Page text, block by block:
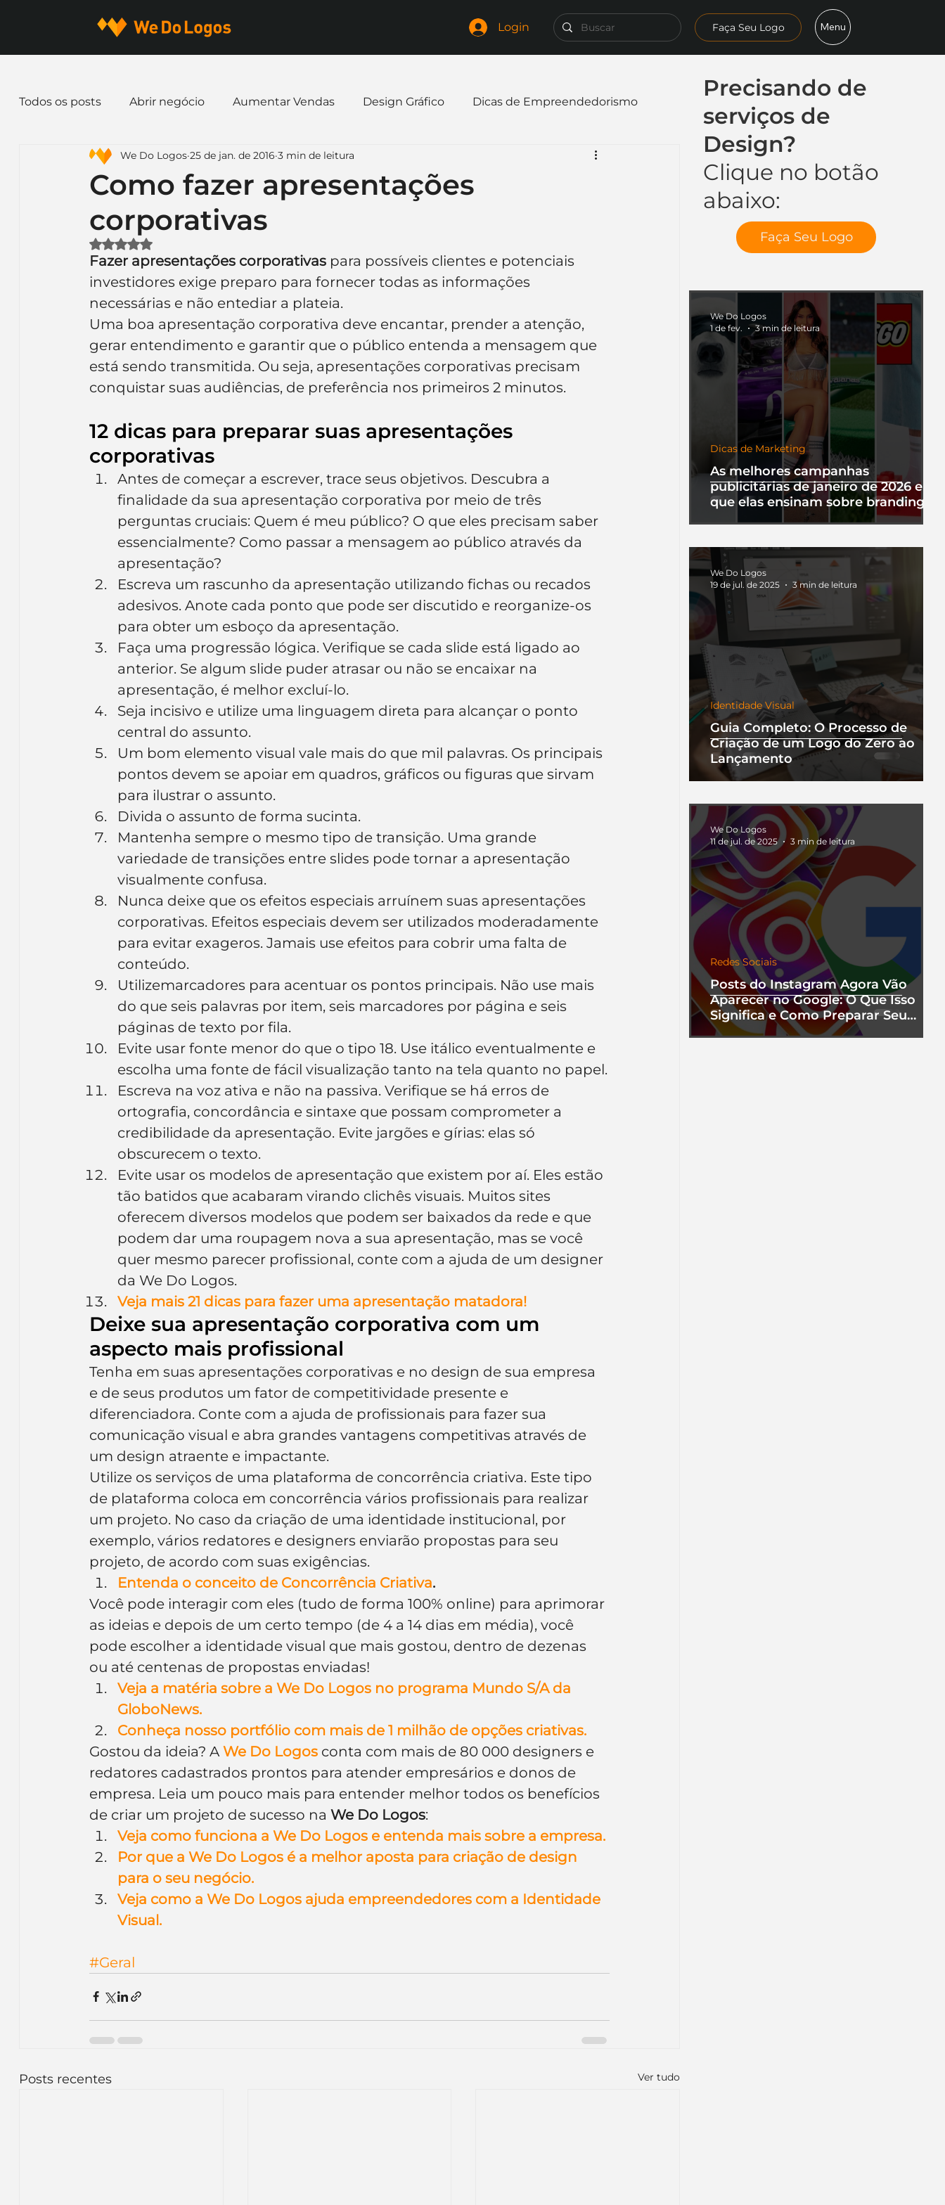
Login Faça Seu Logo Menu
Precisando de
serviços de
Design?
Clique no botão
abaixo:
Faça Seu Logo
As melhores campanhas
publicitárias de janeiro de 2026 e o
que elas ensinam sobre branding
Dicas de Marketing
We Do Logos
1 de fev.
3 min de leitura
Guia Completo: O Processo de
Criação de um Logo do Zero ao
Lançamento
Identidade Visual
We Do Logos
19 de jul. de 2025
3 min de leitura
Posts do Instagram Agora Vão
Aparecer no Google: O Que Isso
Significa e Como Preparar Seu
Perfil
Redes Sociais
We Do Logos
11 de jul. de 2025
3 min de leitura
Todos os posts Abrir negócio Aumentar Vendas Design Gráfico Dicas de Empreendedorismo
Dicas de Marketing Email marketing Expandir negócio
Identidade Visual Marca Nome para Empresa
Slogan Papelaria Frases
Inteligência Artificial Embalagens nome de empresa Branding
Como fazer apresentações
corporativas
We Do Logos 25 de jan. de 2016 3 min de leitura
Avaliado com NaN de 5 estrelas.
Fazer apresentações corporativas para possíveis clientes e potenciais
investidores exige preparo para fornecer todas as informações
necessárias e não entediar a plateia.
Uma boa apresentação corporativa deve encantar, prender a atenção,
gerar entendimento e garantir que o público entenda a mensagem que
está sendo transmitida. Ou seja, apresentações corporativas precisam
conquistar suas audiências, de preferência nos primeiros 2 minutos.
12 dicas para preparar suas apresentações
corporativas
Antes de começar a escrever, trace seus objetivos. Descubra a
finalidade da sua apresentação corporativa por meio de três
perguntas cruciais: Quem é meu público? O que eles precisam saber
essencialmente? Como passar a mensagem ao público através da
apresentação?
Escreva um rascunho da apresentação utilizando fichas ou recados
adesivos. Anote cada ponto que pode ser discutido e reorganize-os
para obter um esboço da apresentação.
Faça uma progressão lógica. Verifique se cada slide está ligado ao
anterior. Se algum slide puder atrasar ou não se encaixar na
apresentação, é melhor excluí-lo.
Seja incisivo e utilize uma linguagem direta para alcançar o ponto
central do assunto.
Um bom elemento visual vale mais do que mil palavras. Os principais
pontos devem se apoiar em quadros, gráficos ou figuras que sirvam
para ilustrar o assunto.
Divida o assunto de forma sucinta.
Mantenha sempre o mesmo tipo de transição. Uma grande
variedade de transições entre slides pode tornar a apresentação
visualmente confusa.
Nunca deixe que os efeitos especiais arruínem suas apresentações
corporativas. Efeitos especiais devem ser utilizados moderadamente
para evitar exageros. Jamais use efeitos para cobrir uma falta de
conteúdo.
Utilizemarcadores para acentuar os pontos principais. Não use mais
do que seis palavras por item, seis marcadores por página e seis
páginas de texto por fila.
Evite usar fonte menor do que o tipo 18. Use itálico eventualmente e
escolha uma fonte de fácil visualização tanto na tela quanto no papel.
Escreva na voz ativa e não na passiva. Verifique se há erros de
ortografia, concordância e sintaxe que possam comprometer a
credibilidade da apresentação. Evite jargões e gírias: elas só
obscurecem o texto.
Evite usar os modelos de apresentação que existem por aí. Eles estão
tão batidos que acabaram virando clichês visuais. Muitos sites
oferecem diversos modelos que podem ser baixados da rede e que
podem dar uma roupagem nova a sua apresentação, mas se você
quer mesmo parecer profissional, conte com a ajuda de um designer
da We Do Logos.
Veja mais 21 dicas para fazer uma apresentação matadora!
Deixe sua apresentação corporativa com um
aspecto mais profissional
Tenha em suas apresentações corporativas e no design de sua empresa
e de seus produtos um fator de competitividade presente e
diferenciadora. Conte com a ajuda de profissionais para fazer sua
comunicação visual e abra grandes vantagens competitivas através de
um design atraente e impactante.
Utilize os serviços de uma plataforma de concorrência criativa. Este tipo
de plataforma coloca em concorrência vários profissionais para realizar
um projeto. No caso da criação de uma identidade institucional, por
exemplo, vários redatores e designers enviarão propostas para seu
projeto, de acordo com suas exigências.
Entenda o conceito de Concorrência Criativa.
Você pode interagir com eles (tudo de forma 100% online) para aprimorar
as ideias e depois de um certo tempo (de 4 a 14 dias em média), você
pode escolher a identidade visual que mais gostou, dentro de dezenas
ou até centenas de propostas enviadas!
Veja a matéria sobre a We Do Logos no programa Mundo S/A da
GloboNews.
Conheça nosso portfólio com mais de 1 milhão de opções criativas.
Gostou da ideia? A We Do Logos conta com mais de 80 000 designers e
redatores cadastrados prontos para atender empresários e donos de
empresa. Leia um pouco mais para entender melhor todos os benefícios
de criar um projeto de sucesso na We Do Logos:
Veja como funciona a We Do Logos e entenda mais sobre a empresa.
Por que a We Do Logos é a melhor aposta para criação de design
para o seu negócio.
Veja como a We Do Logos ajuda empreendedores com a Identidade
Visual.
#Geral
Posts recentes Ver tudo